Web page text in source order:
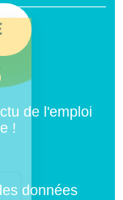
de l'emploi
!
données